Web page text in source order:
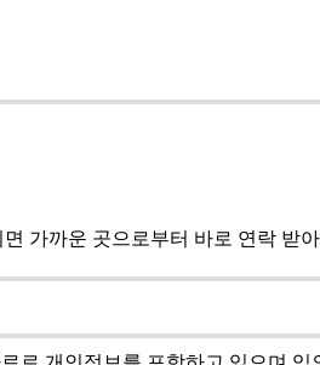
가까운 곳으로부터 바로 연락 받